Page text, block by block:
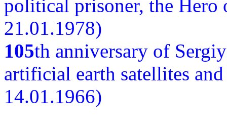
political prisoner, the
21.01.1978)
105th anniversary of
artificial earth satellites
14.01.1966)